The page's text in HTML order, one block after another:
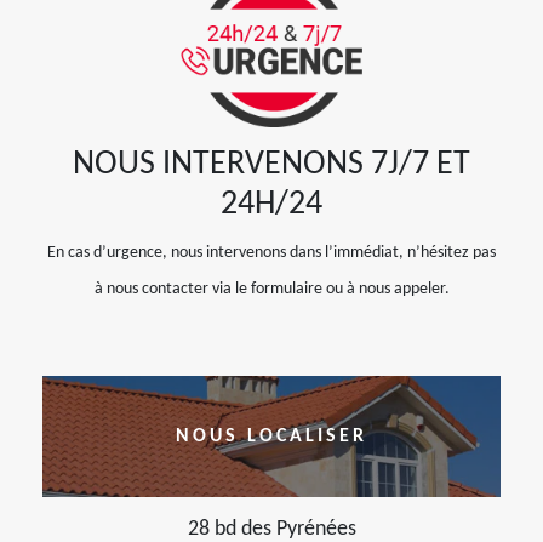
NOUS INTERVENONS 7J/7 ET
24H/24
En cas d’urgence, nous intervenons dans l’immédiat, n’hésitez pas
à nous contacter via le formulaire ou à nous appeler.
NOUS LOCALISER
28 bd des Pyrénées